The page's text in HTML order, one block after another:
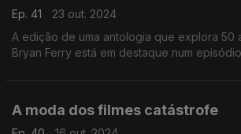
Ep. 41
23 out. 2024
A edição de uma antologia que explora 50
Bryan Ferry está em destaque num
A moda dos filmes catástrofe